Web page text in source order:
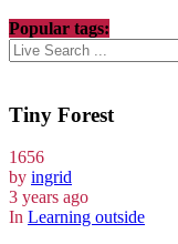
Popular tags:
Tiny Forest
1656
by ingrid
3 years ago
In Learning outside